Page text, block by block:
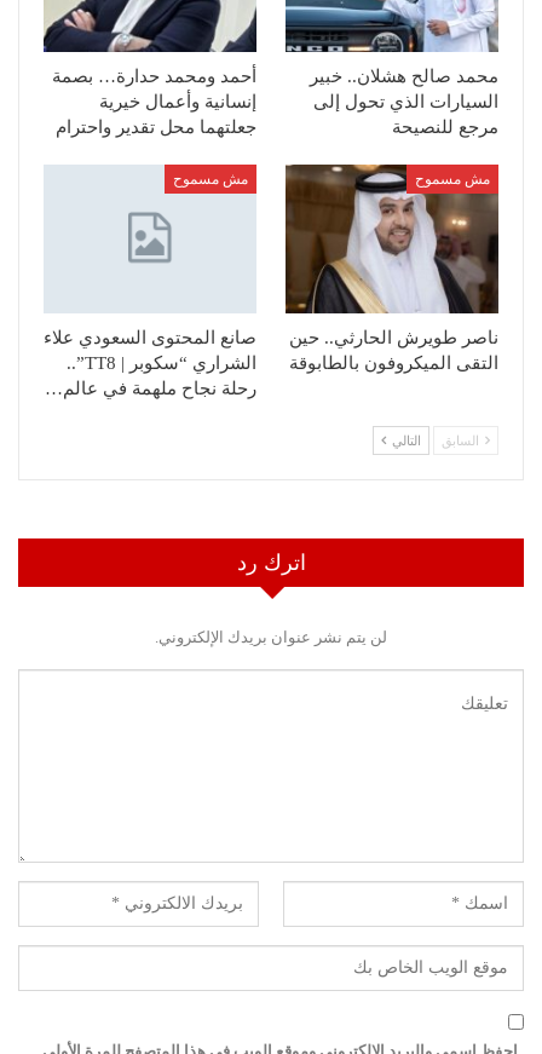
محمد صالح هشلان.. خبير
السيارات الذي تحول إلى
مرجع للنصيحة
أحمد ومحمد حدارة… بصمة
إنسانية وأعمال خيرية
جعلتهما محل تقدير واحترام
مش مسموح
ناصر طويرش الحارثي.. حين
التقى الميكروفون بالطابوقة
مش مسموح
صانع المحتوى السعودي علاء
الشراري “سكوبر | TT8”..
رحلة نجاح ملهمة في عالم…
السابق التالي
اترك رد
لن يتم نشر عنوان بريدك الإلكتروني.